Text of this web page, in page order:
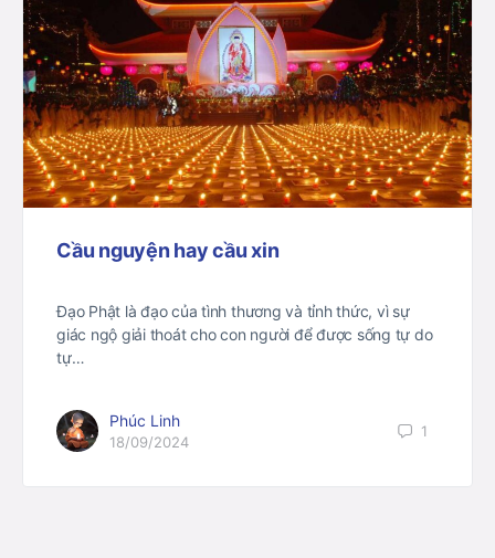
Cầu nguyện hay cầu xin
Đạo Phật là đạo của tình thương và tỉnh thức, vì sự
giác ngộ giải thoát cho con người để được sống tự do
tự…
Phúc Linh
18/09/2024
1